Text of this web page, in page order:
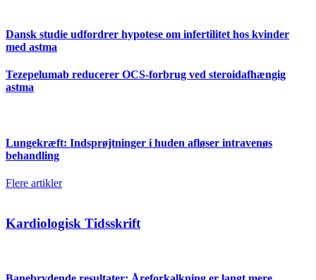
Dansk studie udfordrer hypotese om infertilitet hos kvinder
med astma
Tezepelumab reducerer OCS-forbrug ved steroidafhængig
astma
Lungekræft: Indsprøjtninger i huden afløser intravenøs
behandling
Flere artikler
Kardiologisk Tidsskrift